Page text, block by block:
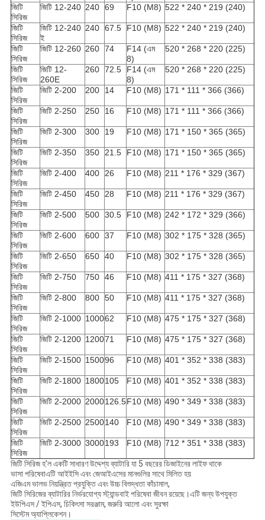
জিটি
সিরিজ
জিটি 12-240 240 69 F10 (M8) 522 * 240 * 219 (240)
জিটি
সিরিজ
জিটি 12-240
ই
240 67.5 F10 (M8) 522 * 240 * 219 (240)
জিটি
সিরিজ
জিটি 12-260 260 74
F14 (এম
8)
520 * 268 * 220 (225)
জিটি
সিরিজ
জিটি 12-
260E
260 72.5
F14 (এম
8)
520 * 268 * 220 (225)
জিটি
সিরিজ
জিটি 2-200 200 14 F10 (M8) 171 * 111 * 366 (366)
জিটি
সিরিজ
জিটি 2-250 250 16 F10 (M8) 171 * 111 * 366 (366)
জিটি
সিরিজ
জিটি 2-300 300 19 F10 (M8) 171 * 150 * 365 (365)
জিটি
সিরিজ
জিটি 2-350 350 21.5 F10 (M8) 171 * 150 * 365 (365)
জিটি
সিরিজ
জিটি 2-400 400 26 F10 (M8) 211 * 176 * 329 (367)
জিটি
সিরিজ
জিটি 2-450 450 28 F10 (M8) 211 * 176 * 329 (367)
জিটি
সিরিজ
জিটি 2-500 500 30.5 F10 (M8) 242 * 172 * 329 (366)
জিটি
সিরিজ
জিটি 2-600 600 37 F10 (M8) 302 * 175 * 328 (365)
জিটি
সিরিজ
জিটি 2-650 650 40 F10 (M8) 302 * 175 * 328 (365)
জিটি
সিরিজ
জিটি 2-750 750 46 F10 (M8) 411 * 175 * 327 (368)
জিটি
সিরিজ
জিটি 2-800 800 50 F10 (M8) 411 * 175 * 327 (368)
জিটি
সিরিজ
জিটি 2-1000 100062 F10 (M8) 475 * 175 * 327 (368)
জিটি
সিরিজ
জিটি 2-1200 120071 F10 (M8) 475 * 175 * 327 (368)
জিটি
সিরিজ
জিটি 2-1500 150096 F10 (M8) 401 * 352 * 338 (383)
জিটি
সিরিজ
জিটি 2-1800 1800105 F10 (M8) 401 * 352 * 338 (383)
জিটি
সিরিজ
জিটি 2-2000 2000126.5F10 (M8) 490 * 349 * 338 (383)
জিটি
সিরিজ
জিটি 2-2500 2500140 F10 (M8) 490 * 349 * 338 (383)
জিটি
সিরিজ
জিটি 2-3000 3000193 F10 (M8) 712 * 351 * 338 (383)
জিটি সিরিজ হ'ল একটি সাধারণ উদ্দেশ্য ব্যাটারি যা 5 বছরের ডিজাইনের লাইফ থাকে
ভাসা পরিষেবাএটি আইইসি এবং জেআইএসের মানগুলির সাথে মিলিত হয়
এজিএম ভালভ নিয়ন্ত্রিত প্রযুক্তি এবং উচ্চ বিশুদ্ধতা কাঁচামাল,
জিটি সিরিজের ব্যাটারির নির্ভরযোগ্য স্ট্যান্ডবাই পরিষেবা জীবন রয়েছে।এটি জন্য উপযুক্ত
ইউপিএস / ইপিএস, চিকিৎসা সরঞ্জাম, জরুরি আলো এবং সুরক্ষা
সিস্টেম অ্যাপ্লিকেশন।